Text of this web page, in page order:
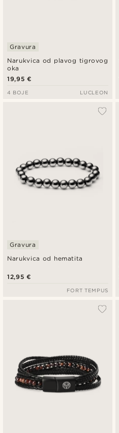
Narukvica od plavog tigrovog
oka
Gravura
19,95 €
4 BOJE LUCLEON
Narukvica od hematita
Gravura
12,95 €
FORT TEMPUS